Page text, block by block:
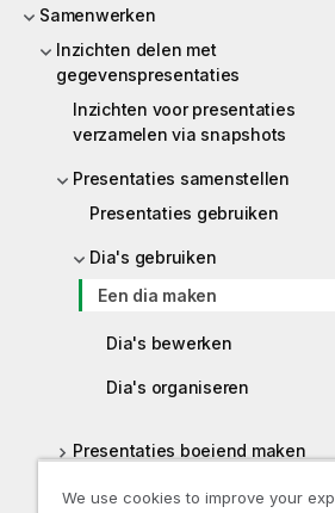
Samenwerken
Inzichten delen met
gegevenspresentaties
Inzichten voor presentaties
verzamelen via snapshots
Presentaties samenstellen
Presentaties gebruiken
Dia's gebruiken
Een dia maken
Dia's bewerken
Dia's organiseren
Presentaties boeiend maken
Presentaties geven
We use cookies to improve your